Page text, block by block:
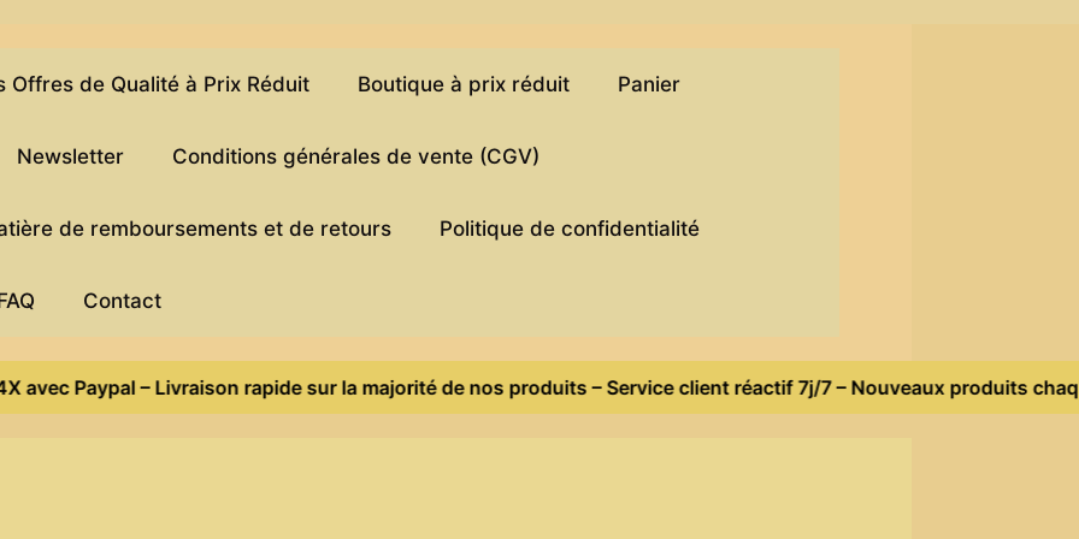
Offres de Qualité à Prix Réduit Boutique à prix réduit Panier
Newsletter Conditions générales de vente (CGV)
de remboursements et de retours Politique de confidentialité
Contact
Paypal – Livraison rapide sur la majorité de nos produits – Service client réactif 7j/7 – Nouveaux produits